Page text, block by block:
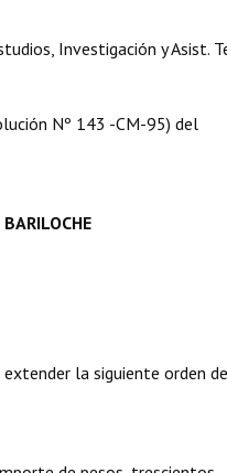
Investigación y Asist.
Nº 143 -CM-95) del
la siguiente orden